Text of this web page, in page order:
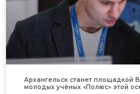
Архангельск станет площадкой
молодых учёных «Полюс» этой